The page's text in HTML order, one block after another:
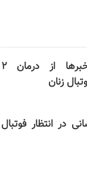
تازه‌ترین خبرها از درمان ۲
زنان
در انتظار فوتبال